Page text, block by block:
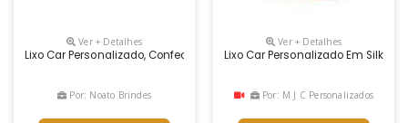
Ver + Detalhes
Lixo Car Personalizado, Confeccionado Em Tnt De Alta Qualidade E
Por: Noato Brindes
Ver + Detalhes
Lixo Car Personalizado Em Silk
Por: M J C Personalizados